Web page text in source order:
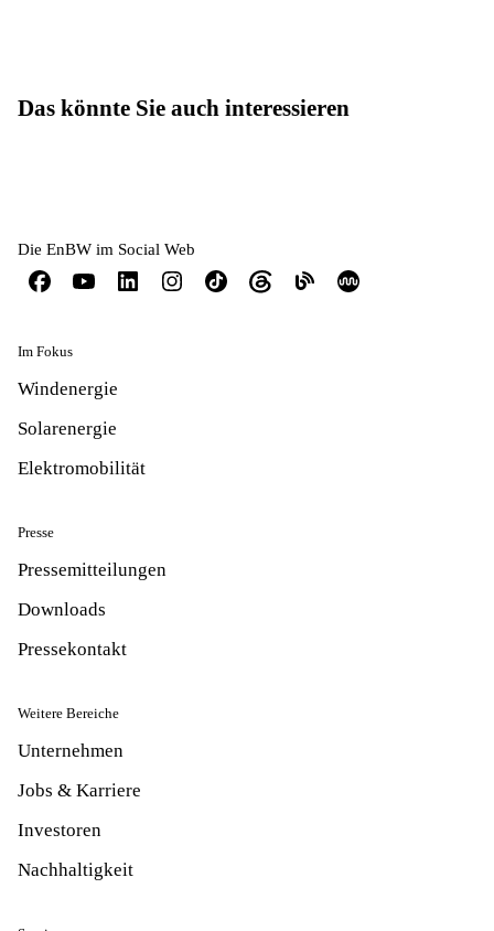
Das könnte Sie auch interessieren
Die EnBW im Social Web
Im Fokus
Windenergie
Solarenergie
Elektromobilität
Presse
Pressemitteilungen
Downloads
Pressekontakt
Weitere Bereiche
Unternehmen
Jobs & Karriere
Investoren
Nachhaltigkeit